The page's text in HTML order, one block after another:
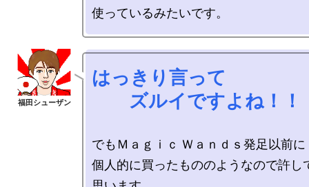
はっきり言って
ズルイですよね！！
でもＭａｇｉｃ Ｗａｎｄｓ発足以前に
個人的に買ったもののようなので許し